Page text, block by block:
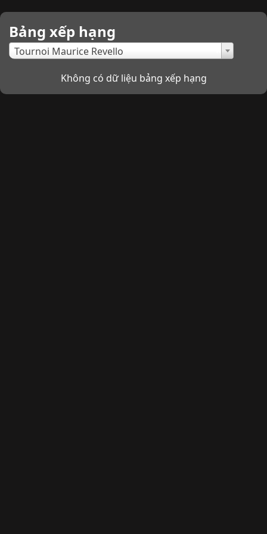
Bảng xếp hạng
Tournoi Maurice Revello
Không có dữ liệu bảng xếp hạng